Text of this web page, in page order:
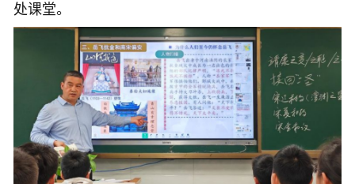
处课堂。